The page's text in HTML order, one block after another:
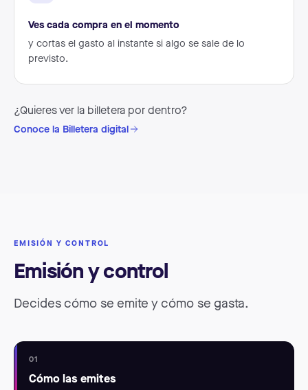
Ves cada compra en el momento
y cortas el gasto al instante si algo se sale de lo
previsto.
¿Quieres ver la billetera por dentro?
Conoce la Billetera digital
EMISIÓN Y CONTROL
Emisión y control
Decides cómo se emite y cómo se gasta.
01
Cómo las emites